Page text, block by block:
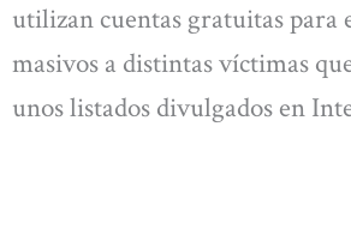
utilizan cuentas gratuitas para
masivos a distintas víctimas
unos listados divulgados en